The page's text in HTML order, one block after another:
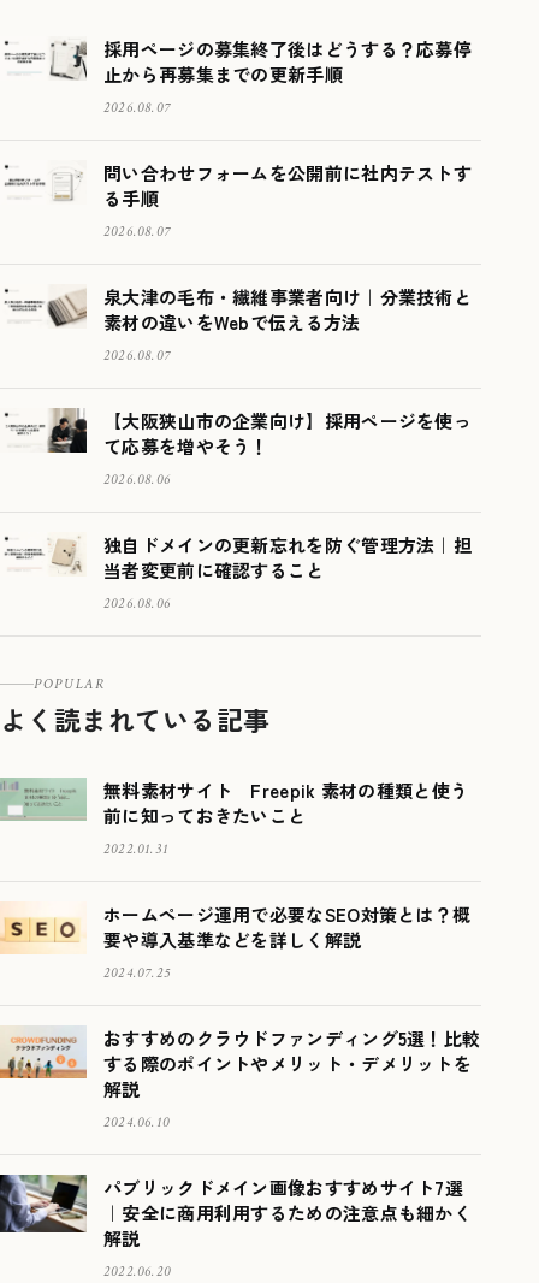
採用ページの募集終了後はどうする？応募停
止から再募集までの更新手順
2026.08.07
問い合わせフォームを公開前に社内テストす
る手順
2026.08.07
泉大津の毛布・繊維事業者向け｜分業技術と
素材の違いをWebで伝える方法
2026.08.07
【大阪狭山市の企業向け】採用ページを使っ
て応募を増やそう！
2026.08.06
独自ドメインの更新忘れを防ぐ管理方法｜担
当者変更前に確認すること
2026.08.06
POPULAR
よく読まれている記事
無料素材サイト Freepik 素材の種類と使う
前に知っておきたいこと
2022.01.31
ホームページ運用で必要なSEO対策とは？概
要や導入基準などを詳しく解説
2024.07.25
おすすめのクラウドファンディング5選！比較
する際のポイントやメリット・デメリットを
解説
2024.06.10
パブリックドメイン画像おすすめサイト7選
｜安全に商用利用するための注意点も細かく
解説
2022.06.20